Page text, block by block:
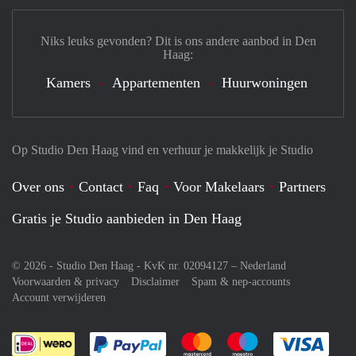
Op Studio Den Haag vind en verhuur je makkelijk je Studio
Over ons Contact Faq Voor Makelaars
Partners
Gratis je Studio aanbieden in Den Haag
© 2026 - Studio Den Haag - KvK nr. 02094127 – Nederland
Voorwaarden & privacy
Disclaimer
Spam & nep-accounts
Account verwijderen
Je rekent gemakkelijk af met Paypal
Je rekent gemakkelijk af met
Je rekent
Niks leuks gevonden? Dit is ons andere aanbod in Den
Haag:
Kamers Appartementen Huurwoningen